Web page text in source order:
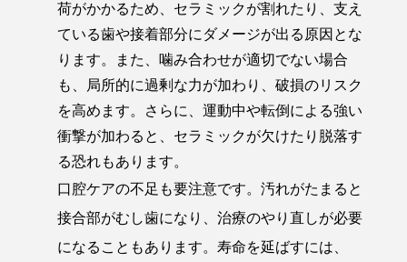
荷がかかるため、セラミックが割れたり、支え
ている歯や接着部分にダメージが出る原因とな
ります。また、噛み合わせが適切でない場合
も、局所的に過剰な力が加わり、破損のリスク
を高めます。さらに、運動中や転倒による強い
衝撃が加わると、セラミックが欠けたり脱落す
る恐れもあります。
口腔ケアの不足も要注意です。汚れがたまると
接合部がむし歯になり、治療のやり直しが必要
になることもあります。寿命を延ばすには、